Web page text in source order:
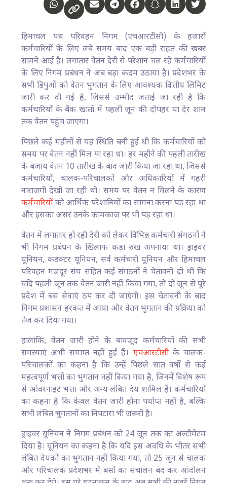
हिमाचल पथ परिवहन निगम (एचआरटीसी) के हजारों
कर्मचारियों के लिए लंबे समय बाद एक बड़ी राहत की खबर
सामने आई है। लगातार वेतन देरी से परेशान चल रहे कर्मचारियों
के लिए निगम प्रबंधन ने अब बड़ा कदम उठाया है। प्रदेशभर के
सभी डिपुओं को वेतन भुगतान के लिए आवश्यक वित्तीय लिमिट
जारी कर दी गई है, जिससे उम्मीद जताई जा रही है कि
कर्मचारियों के बैंक खातों में पहली जून की दोपहर या देर शाम
तक वेतन पहुंच जाएगा।
पिछले कई महीनों से यह स्थिति बनी हुई थी कि कर्मचारियों को
समय पर वेतन नहीं मिल पा रहा था। हर महीने की पहली तारीख
के बजाय वेतन 10 तारीख के बाद जारी किया जा रहा था, जिससे
कर्मचारियों, चालक-परिचालकों और अधिकारियों में गहरी
नाराजगी देखी जा रही थी। समय पर वेतन न मिलने के कारण
कर्मचारियों को आर्थिक परेशानियों का सामना करना पड़ रहा था
और इसका असर उनके कामकाज पर भी पड़ रहा था।
वेतन में लगातार हो रही देरी को लेकर विभिन्न कर्मचारी संगठनों ने
भी निगम प्रबंधन के खिलाफ कड़ा रुख अपनाया था। ड्राइवर
यूनियन, कंडक्टर यूनियन, सर्व कर्मचारी यूनियन और हिमाचल
परिवहन मजदूर संघ सहित कई संगठनों ने चेतावनी दी थी कि
यदि पहली जून तक वेतन जारी नहीं किया गया, तो दो जून से पूरे
प्रदेश में बस सेवाएं ठप कर दी जाएंगी। इस चेतावनी के बाद
निगम प्रशासन हरकत में आया और वेतन भुगतान की प्रक्रिया को
तेज कर दिया गया।
हालांकि, वेतन जारी होने के बावजूद कर्मचारियों की सभी
समस्याएं अभी समाप्त नहीं हुई हैं। एचआरटीसी के चालक-
परिचालकों का कहना है कि उन्हें पिछले सात वर्षों से कई
महत्वपूर्ण भत्तों का भुगतान नहीं किया गया है, जिनमें विशेष रूप
से ओवरनाइट भत्ता और अन्य लंबित देय शामिल हैं। कर्मचारियों
का कहना है कि केवल वेतन जारी होना पर्याप्त नहीं है, बल्कि
सभी लंबित भुगतानों का निपटारा भी जरूरी है।
ड्राइवर यूनियन ने निगम प्रबंधन को 24 जून तक का अल्टीमेटम
दिया है। यूनियन का कहना है कि यदि इस अवधि के भीतर सभी
लंबित देयकों का भुगतान नहीं किया गया, तो 25 जून से चालक
और परिचालक प्रदेशभर में बसों का संचालन बंद कर आंदोलन